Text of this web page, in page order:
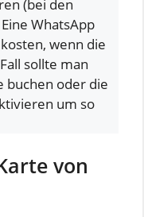
(bei den
WhatsApp
wenn die
sollte man
buchen oder die
um so
von